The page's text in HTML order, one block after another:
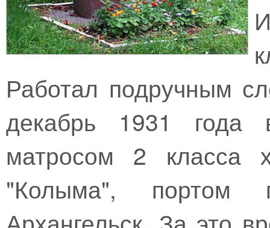
Работал подручным
декабрь 1931 года
матросом 2 класса
"Колыма", портом